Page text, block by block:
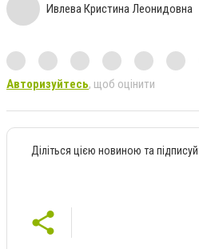
Ивлева Кристина Леонидовна
Авторизуйтесь, щоб оцінити
Діліться цією новиною та